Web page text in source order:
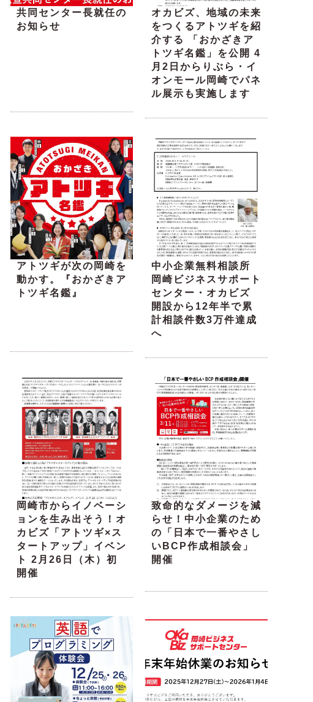
共同センター長就任の
お知らせ
オカビズ、地域の未来
をつくるアトツギを紹
介する 「おかざきア
トツギ名鑑」を公開 4
月2日からりぶら・イ
オンモール岡崎でパネ
ル展示も実施します
アトツギが次の岡崎を
動かす。『おかざきア
トツギ名鑑』
中小企業無料相談所
岡崎ビジネスサポート
センター・オカビズ
開設から12年半で累
計相談件数3万件達成
へ
岡崎市からイノベーシ
ョンを生み出そう！オ
カビズ「アトツギ×ス
タートアップ」イベン
ト 2月26日（木）初
開催
致命的なダメージを減
らせ！中小企業のため
の「日本で一番やさし
いBCP作成相談会」
開催